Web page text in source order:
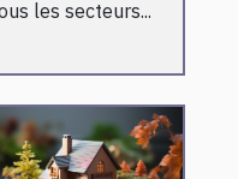
les secteurs...